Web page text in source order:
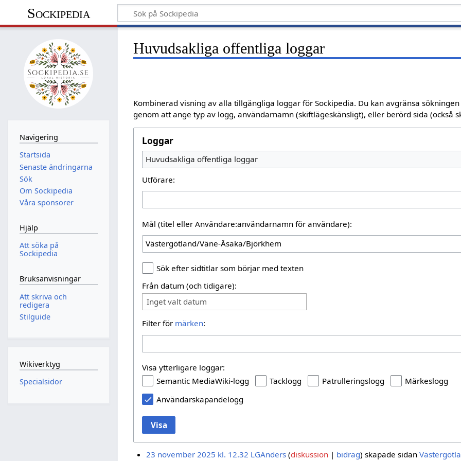
Sockipedia
Huvudsakliga offentliga loggar
Kombinerad visning av alla tillgängliga loggar för Sockipedia. Du kan avgränsa
genom att ange typ av logg, användarnamn (skiftlägeskänsligt), eller berörd sida (också
Loggar
Huvudsakliga offentliga loggar
Utförare:
Mål (titel eller Användare:användarnamn för användare):
Sök efter sidtitlar som börjar med texten
Från datum (och tidigare):
Inget valt datum
Filter för märken:
Visa ytterligare loggar:
Semantic MediaWiki-logg
Tacklogg Patrulleringslogg
Märkeslogg
Användarskapandelogg
Visa
23 november 2025 kl. 12.32 LGAnders diskussion bidrag skapade sidan
Navigering
Startsida
Senaste ändringarna
Sök
Om Sockipedia
Våra sponsorer
Hjälp
Att söka på
Sockipedia
Bruksanvisningar
Att skriva och
redigera
Stilguide
Wikiverktyg
Specialsidor